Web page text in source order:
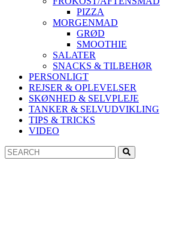
PIZZA
MORGENMAD
GRØD
SMOOTHIE
SALATER
SNACKS & TILBEHØR
PERSONLIGT
REJSER & OPLEVELSER
SKØNHED & SELVPLEJE
TANKER & SELVUDVIKLING
TIPS & TRICKS
VIDEO
Search
for: